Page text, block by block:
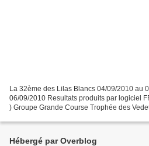
La 32ème des Lilas Blancs 04/09/2010 au
06/09/2010 Resultats produits par logiciel
) Groupe Grande Course Trophée des
Hébergé par Overblog